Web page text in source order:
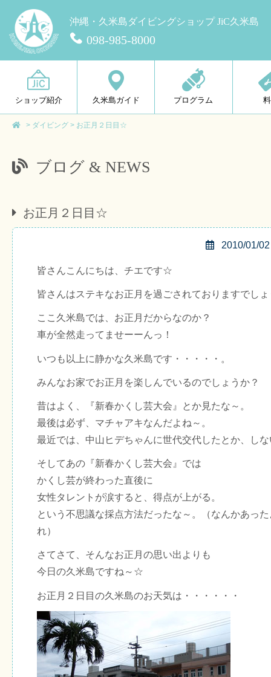
沖縄・久米島ダイビングショップ JiC久米島
098-985-8000
ショップ紹介 久米島ガイド プログラム
> ダイビング > お正月２日目☆
ブログ & NEWS
お正月２日目☆
2010/01/02
皆さんこんにちは、チエです☆
皆さんはステキなお正月を過ごされておりますでし
ここ久米島では、お正月だからなのか？
車が全然走ってませーーんっ！
いつも以上に静かな久米島です・・・・・。
みんなお家でお正月を楽しんでいるのでしょうか？
昔はよく、『新春かくし芸大会』とか見たな～。
最後は必ず、マチャアキなんだよね～。
最近では、中山ヒデちゃんに世代交代したとか、し
そしてあの『新春かくし芸大会』では
かくし芸が終わった直後に
女性タレントが涙すると、得点が上がる。
という不思議な採点方法だったな～。（なんかあっ
れ）
さてさて、そんなお正月の思い出よりも
今日の久米島ですね～☆
お正月２日目の久米島のお天気は・・・・・・